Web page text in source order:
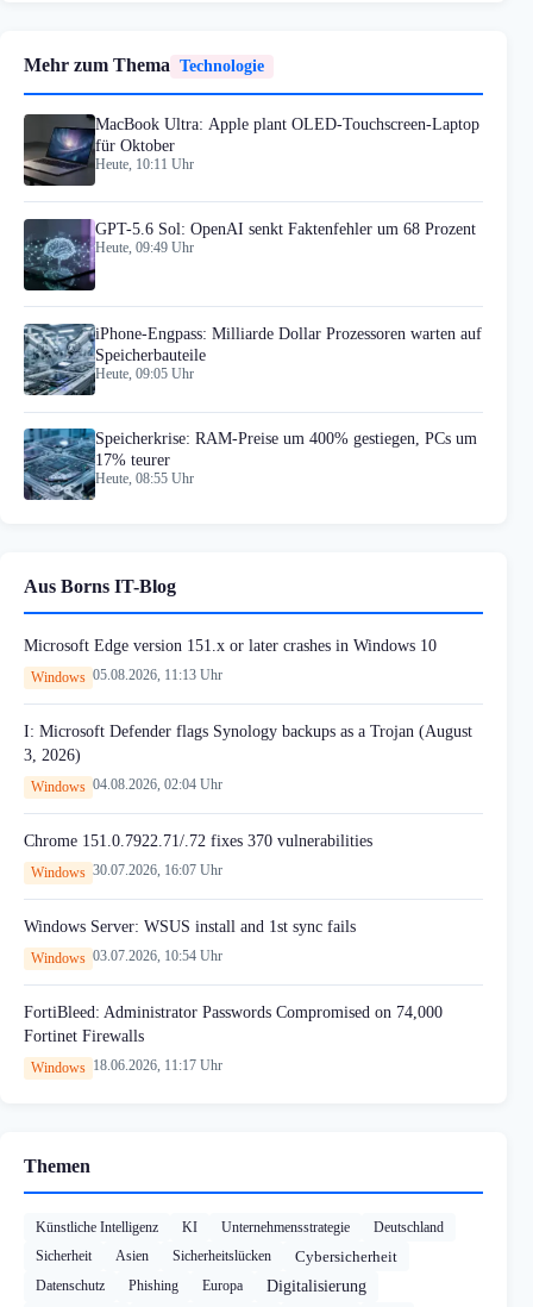
Mehr zum Thema Technologie
MacBook Ultra: Apple plant OLED-Touchscreen-Laptop
für Oktober
Heute, 10:11 Uhr
GPT-5.6 Sol: OpenAI senkt Faktenfehler um 68 Prozent
Heute, 09:49 Uhr
iPhone-Engpass: Milliarde Dollar Prozessoren warten auf
Speicherbauteile
Heute, 09:05 Uhr
Speicherkrise: RAM-Preise um 400% gestiegen, PCs um
17% teurer
Heute, 08:55 Uhr
Aus Borns IT-Blog
Microsoft Edge version 151.x or later crashes in Windows 10
Windows 05.08.2026, 11:13 Uhr
I: Microsoft Defender flags Synology backups as a Trojan (August
3, 2026)
Windows 04.08.2026, 02:04 Uhr
Chrome 151.0.7922.71/.72 fixes 370 vulnerabilities
Windows 30.07.2026, 16:07 Uhr
Windows Server: WSUS install and 1st sync fails
Windows 03.07.2026, 10:54 Uhr
FortiBleed: Administrator Passwords Compromised on 74,000
Fortinet Firewalls
Windows 18.06.2026, 11:17 Uhr
Themen
Künstliche Intelligenz KI Unternehmensstrategie
Deutschland
Sicherheit
Asien Sicherheitslücken Cybersicherheit
Datenschutz Phishing Europa
Digitalisierung